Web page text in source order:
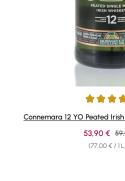
Durchschnittliche Bewertung
Connemara 12 YO Peated
(77,00 € / 1
53,90 €